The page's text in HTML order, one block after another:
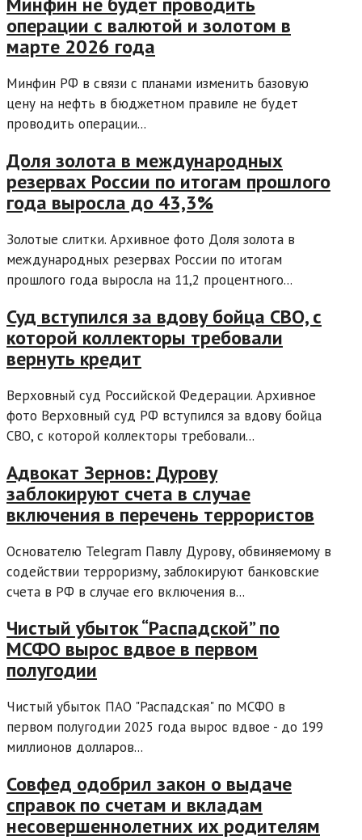
операции с валютой и золотом в
марте 2026 года
Минфин РФ в связи с планами изменить базовую
цену на нефть в бюджетном правиле не будет
проводить операции...
Доля золота в международных
резервах России по итогам прошлого
года выросла до 43,3%
Золотые слитки. Архивное фото Доля золота в
международных резервах России по итогам
прошлого года выросла на 11,2 процентного...
Суд вступился за вдову бойца СВО, с
которой коллекторы требовали
вернуть кредит
Верховный суд Российской Федерации. Архивное
фото Верховный суд РФ вступился за вдову бойца
СВО, с которой коллекторы требовали...
Адвокат Зернов: Дурову
заблокируют счета в случае
включения в перечень террористов
Основателю Telegram Павлу Дурову, обвиняемому в
содействии терроризму, заблокируют банковские
счета в РФ в случае его включения в...
Чистый убыток “Распадской” по
МСФО вырос вдвое в первом
полугодии
Чистый убыток ПАО "Распадская" по МСФО в
первом полугодии 2025 года вырос вдвое - до 199
миллионов долларов...
Совфед одобрил закон о выдаче
справок по счетам и вкладам
несовершеннолетних их родителям